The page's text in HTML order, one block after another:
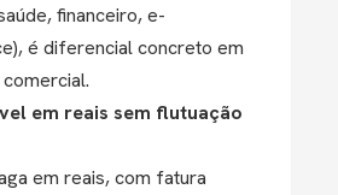
financeiro, e-
é diferencial concreto em
em reais sem flutuação
em reais, com fatura